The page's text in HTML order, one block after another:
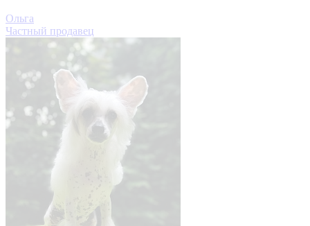
Ольга
Частный продавец